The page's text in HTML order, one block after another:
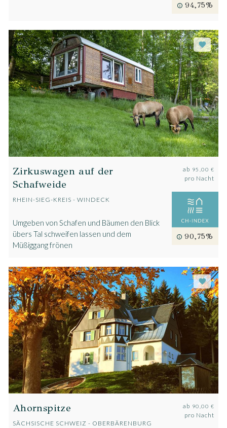
94,75%
Zirkuswagen auf der
Schafweide
RHEIN-SIEG-KREIS - WINDECK
Umgeben von Schafen und Bäumen den Blick
übers Tal schweifen lassen und dem
Müßiggang frönen
ab 95,00 €
pro Nacht
90,75%
Ahornspitze
SÄCHSISCHE SCHWEIZ - OBERBÄRENBURG
ab 90,00 €
pro Nacht